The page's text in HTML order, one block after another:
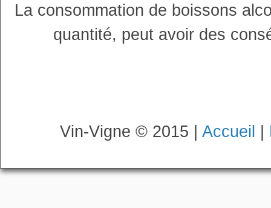
La consommation de boissons
quantité, peut avoir des
Vin-Vigne © 2015 | Accueil